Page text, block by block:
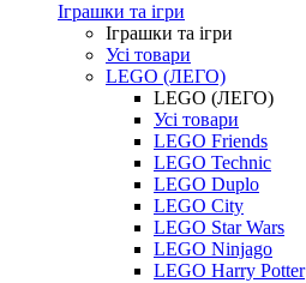
Іграшки та ігри
Іграшки та ігри
Усі товари
LEGO (ЛЕГО)
LEGO (ЛЕГО)
Усі товари
LEGO Friends
LEGO Technic
LEGO Duplo
LEGO City
LEGO Star Wars
LEGO Ninjago
LEGO Harry Potter